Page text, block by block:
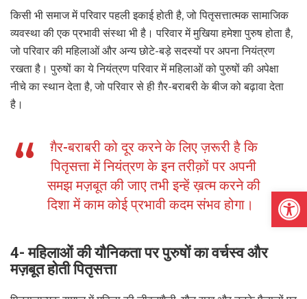
किसी भी समाज में परिवार पहली इकाई होती है, जो पितृसत्तात्मक सामाजिक
व्यवस्था की एक प्रभावी संस्था भी है। परिवार में मुखिया हमेशा पुरुष होता है,
जो परिवार की महिलाओं और अन्य छोटे-बड़े सदस्यों पर अपना नियंत्रण
रखता है। पुरुषों का ये नियंत्रण परिवार में महिलाओं को पुरुषों की अपेक्षा
नीचे का स्थान देता है, जो परिवार से ही ग़ैर-बराबरी के बीज को बढ़ावा देता
है।
ग़ैर-बराबरी को दूर करने के लिए ज़रूरी है कि
पितृसत्ता में नियंत्रण के इन तरीक़ों पर अपनी
समझ मज़बूत की जाए तभी इन्हें ख़त्म करने की
दिशा में काम कोई प्रभावी कदम संभव होगा।
4- महिलाओं की यौनिकता पर पुरुषों का वर्चस्व और
मज़बूत होती पितृसत्ता